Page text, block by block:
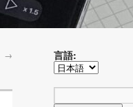
→ 言語: